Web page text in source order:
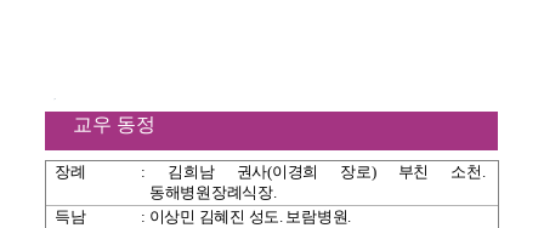
교우 동정
장례 : 김희남 권사(이경희 장로) 부친 소천 .
동해병원장례식장.
득남
: 이상민 김혜진 성도. 보람병원.